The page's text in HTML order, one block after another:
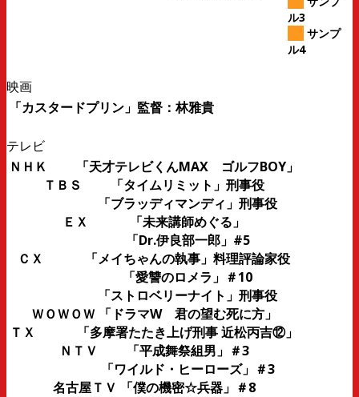
ル3
サンプ
ル4
映画
「カスタードプリン」監督：林雅貴
テレビ
ＮＨＫ 「天才テレビくんMAX ゴルフBOY」
ＴＢＳ 「タイムリミット」刑事役
「ブラッディマンディ」刑事役
ＥＸ 「未来講師めぐる」
「Dr.伊良部一郎」#5
ＣＸ 「メイちゃんの執事」料理評論家役
「愛讐のロメラ」＃10
「ストロベリーナイト」刑事役
ＷＯＷＯＷ 「ドラマW 君の望む死に方」
ＴＸ 「多摩署たたき上げ刑事 近松丙吉⑫」
ＮＴＶ 「平成舞祭組男」＃3
「ワイルド・ヒーローズ」＃3
名古屋ＴＶ 「僕の機密☆兵器」＃8